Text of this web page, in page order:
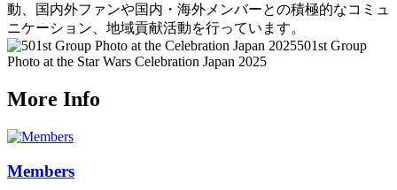
動、国内外ファンや国内・海外メンバーとの積極的なコミュ
ニケーション、地域貢献活動を行っています。
501st Group
Photo at the Star Wars Celebration Japan 2025
More Info
Members